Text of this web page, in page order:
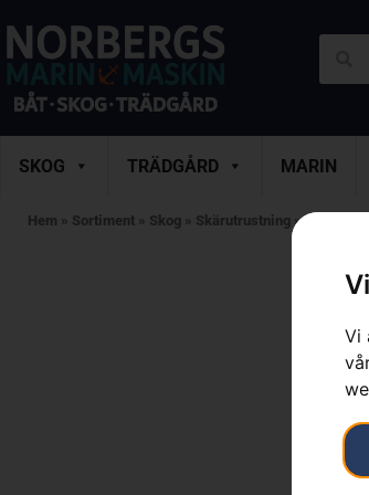
Vi
SKOG TRÄDGÅRD MARIN
Hem » Sortiment » Skog » Skärutrustning »